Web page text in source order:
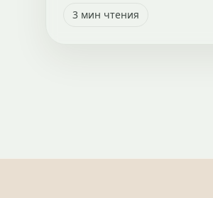
3 мин чтения